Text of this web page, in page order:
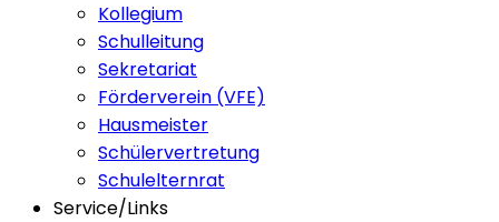
Kollegium
Schulleitung
Sekretariat
Förderverein (VFE)
Hausmeister
Schülervertretung
Schulelternrat
Service/Links